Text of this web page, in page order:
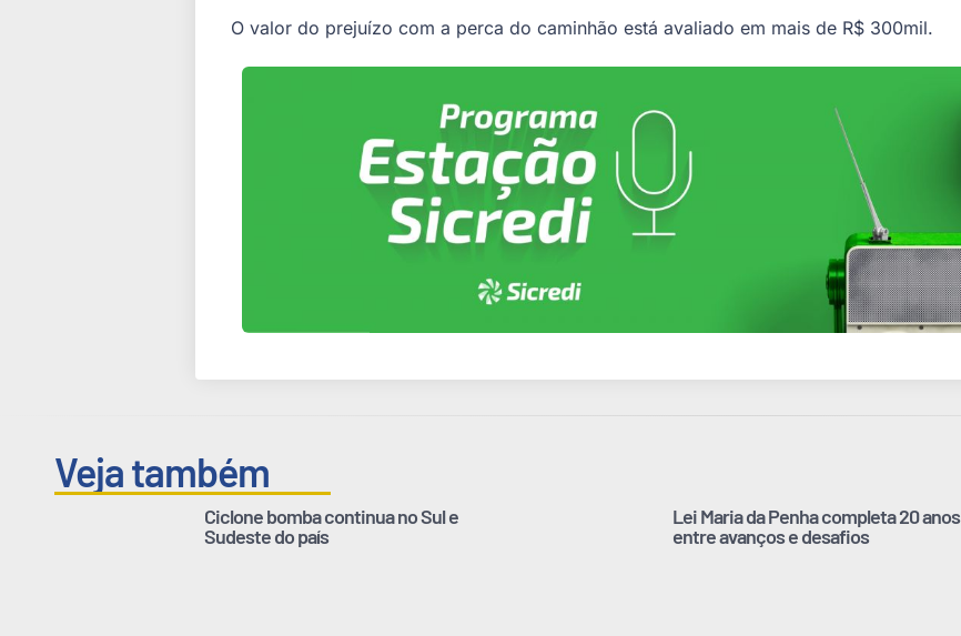
O valor do prejuízo com a perca do caminhão está avaliado em mais de R$ 300mil.
Veja também
Ciclone bomba continua no Sul e
Sudeste do país
Lei Maria da Penha completa 20 anos
entre avanços e desafios